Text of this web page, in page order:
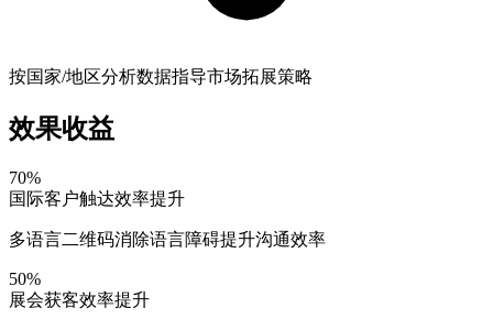
按国家/地区分析数据指导市场拓展策略
效果收益
70%
国际客户触达效率提升
多语言二维码消除语言障碍提升沟通效率
50%
展会获客效率提升